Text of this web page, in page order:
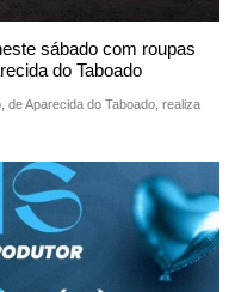
sábado com roupas
do Taboado
de Aparecida do Taboado, realiza